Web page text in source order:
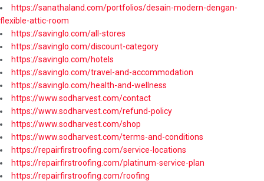
https://sanathaland.com/portfolios/desain-modern-dengan-
flexible-attic-room
https://savinglo.com/all-stores
https://savinglo.com/discount-category
https://savinglo.com/hotels
https://savinglo.com/travel-and-accommodation
https://savinglo.com/health-and-wellness
https://www.sodharvest.com/contact
https://www.sodharvest.com/refund-policy
https://www.sodharvest.com/shop
https://www.sodharvest.com/terms-and-conditions
https://repairfirstroofing.com/service-locations
https://repairfirstroofing.com/platinum-service-plan
https://repairfirstroofing.com/roofing